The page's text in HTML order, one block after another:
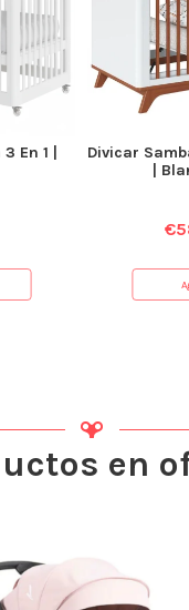
En 1 |
Divicar
|
€
en